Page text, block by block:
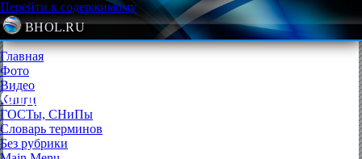
Перейти к содержимому
BHOL.RU
Главная
Фото
Видео
Книги
ГОСТы, СНиПы
Словарь терминов
Без рубрики
Отделочные материалы